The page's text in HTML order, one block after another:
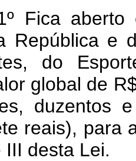
aberto
República e
do
global de
duzentos
reais), para
III desta Lei.